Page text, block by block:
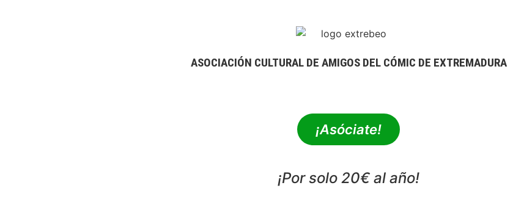
ASOCIACIÓN CULTURAL DE AMIGOS DEL CÓMIC DE EXTREMADURA
¡Asóciate!
¡Por solo 20€ al año!